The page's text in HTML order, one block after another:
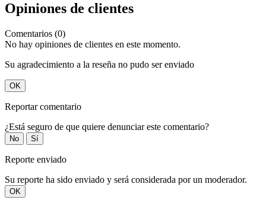
Opiniones de clientes
Comentarios (0)
No hay opiniones de clientes en este momento.
Su agradecimiento a la reseña no pudo ser enviado
OK
Reportar comentario
¿Está seguro de que quiere denunciar este comentario?
No Sí
Reporte enviado
Su reporte ha sido enviado y será considerada por un moderador.
OK